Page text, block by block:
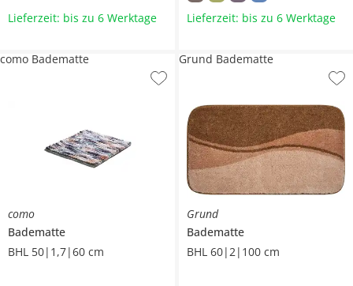
Lieferzeit: bis zu 6 Werktage Lieferzeit: bis zu 6 Werktage
como
Badematte
BHL 50|1,7|60 cm
como Badematte
Grund
Badematte
BHL 60|2|100 cm
Grund Badematte